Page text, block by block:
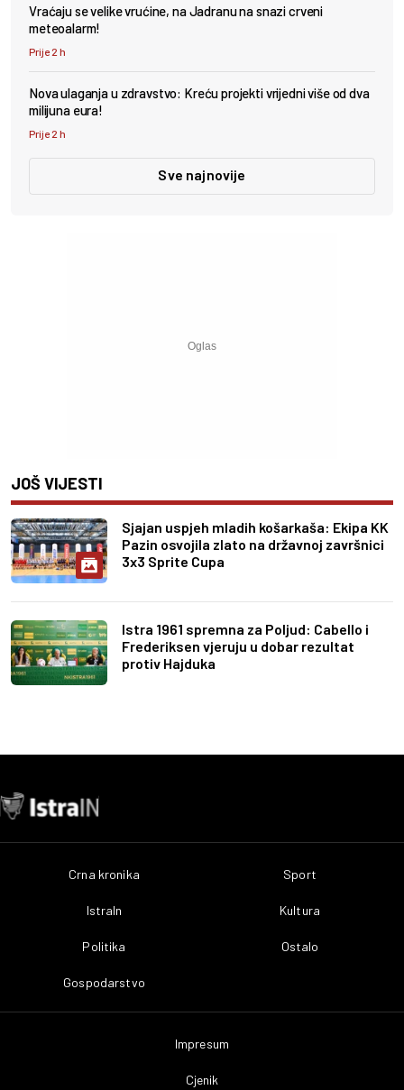
Vraćaju se velike vrućine, na Jadranu na snazi crveni
meteoalarm!
Prije 2 h
Nova ulaganja u zdravstvo: Kreću projekti vrijedni više od dva
milijuna eura!
Prije 2 h
Sve najnovije
JOŠ VIJESTI
Sjajan uspjeh mladih košarkaša: Ekipa KK
Pazin osvojila zlato na državnoj završnici
3x3 Sprite Cupa
Istra 1961 spremna za Poljud: Cabello i
Frederiksen vjeruju u dobar rezultat
protiv Hajduka
Crna kronika
IstraIn
Politika
Gospodarstvo
Sport
Kultura
Ostalo
Impresum
Cjenik